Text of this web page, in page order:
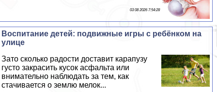
03 08 2026 7:54:28
Воспитание детей: подвижные игры с ребёнком на
улице
Зато сколько радости доставит карапузу
густо закрасить кусок асфальта или
внимательно наблюдать за тем, как
стачивается о землю мелок...